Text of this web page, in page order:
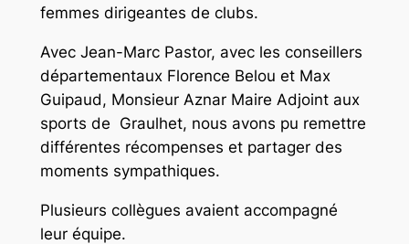
femmes dirigeantes de clubs.
Avec Jean-Marc Pastor, avec les conseillers
départementaux Florence Belou et Max
Guipaud, Monsieur Aznar Maire Adjoint aux
sports de Graulhet, nous avons pu remettre
différentes récompenses et partager des
moments sympathiques.
Plusieurs collègues avaient accompagné
leur équipe.